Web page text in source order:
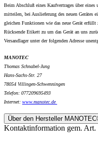
Beim Abschluß eines Kaufvertrages über eines
mitteilen, bei Auslieferung des neuen Gerätes
gleichen Funktionen wie das neue Gerät
Rücksende Etikett zu um das Gerät an uns
Versandlager unter der folgenden Adresse
MANOTEC
Thomas Schnabel-Jung
Hans-Sachs-Str. 27
78054 Villingen-Schwenningen
Telefon: 077209695493
Internet: www.manotec.de
Über den Hersteller
Kontaktinformation gem. Art.